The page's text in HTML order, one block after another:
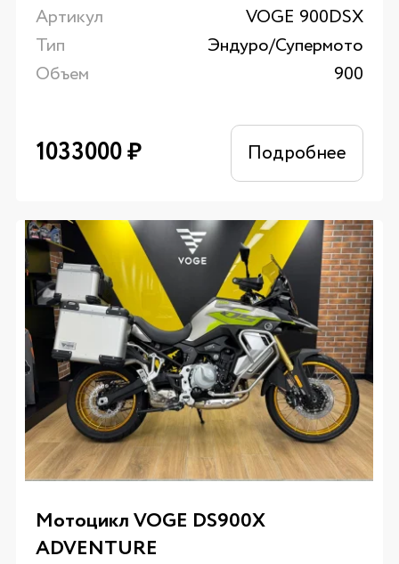
Артикул
VOGE 900DSX
Тип
Эндуро/Супермото
Объем
900
1033000₽ Подробнее
Мотоцикл VOGE DS900X
ADVENTURE